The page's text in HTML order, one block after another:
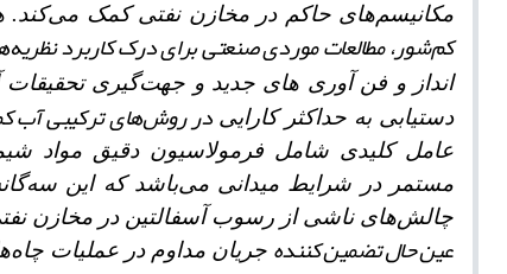
مکانیسم‌های حاکم در مخازن نفتی کمک می‌کند.
کم‌شور، مطالعات موردی صنعتی برای درک کاربرد
انداز و فن آوری های جدید و جهت‌گیری تحقیقات
دستیابی به حداکثر کاراییدر روش‌های ترکیبی آب
عامل کلیدی شامل فرمولاسیون دقیق مواد
مستمر در شرایط میدانی می‌باشد که این
چالش‌های ناشی از رسوب آسفالتین در مخازن
عین حال تضمین کننده جریان مداوم در عملیات